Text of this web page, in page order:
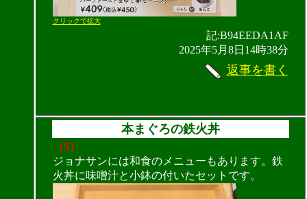
クリックで拡大
記:B94EEDA1AF
2025年5月8日14時38分
返事を書く
本まぐろの鉄火丼
（5）
ジョナサンには和食のメニューもあります。鉄
火丼に味噌汁と小鉢の付いたセットです。